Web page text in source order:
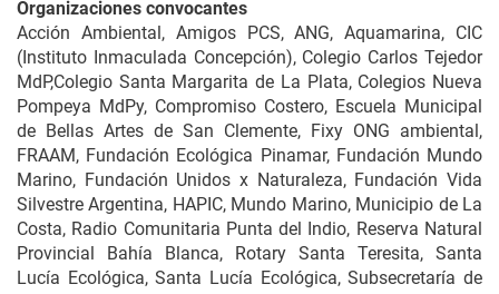
Organizaciones convocantes
Acción Ambiental, Amigos PCS, ANG, Aquamarina, CIC
(Instituto Inmaculada Concepción), Colegio Carlos Tejedor
MdP,Colegio Santa Margarita de La Plata, Colegios Nueva
Pompeya MdPy, Compromiso Costero, Escuela Municipal
de Bellas Artes de San Clemente, Fixy ONG ambiental,
FRAAM, Fundación Ecológica Pinamar, Fundación Mundo
Marino, Fundación Unidos x Naturaleza, Fundación Vida
Silvestre Argentina, HAPIC, Mundo Marino, Municipio de La
Costa, Radio Comunitaria Punta del Indio, Reserva Natural
Provincial Bahía Blanca, Rotary Santa Teresita, Santa
Lucía Ecológica, Santa Lucía Ecológica, Subsecretaría de